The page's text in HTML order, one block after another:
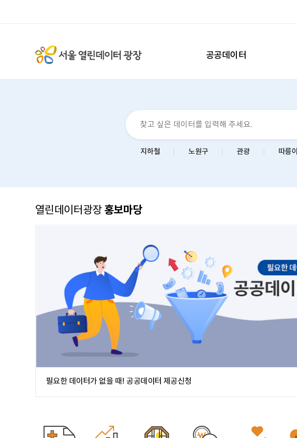
공공데이터
지하철 노원구 관광 따릉이
열린데이터광장 홍보마당
필요한 데이터가 없을 때! 공공데이터 제공신청